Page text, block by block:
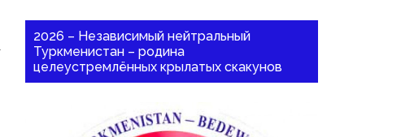
2026 – Независимый нейтральный
Туркменистан – родина
целеустремлённых крылатых скакунов